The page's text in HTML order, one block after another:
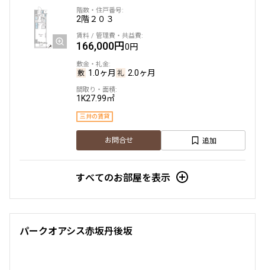
お問合せ
3階 ３０５
335,000円
1.0ヶ月
1LDK＋WIC50.30㎡
三井の賃貸 駅近 ペット可
2階２０３
166,000円0円
1.0ヶ月 2.0ヶ月
1K27.99㎡
三井の賃貸
お問合せ 追加
すべてのお部屋を表示
パークオアシス赤坂丹後坂